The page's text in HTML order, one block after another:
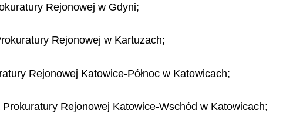
Rejonowej w Gdyni;
Rejonowej w Kartuzach;
Rejonowej Katowice-Północ w Katowicach;
Rejonowej Katowice-Wschód w Katowicach;